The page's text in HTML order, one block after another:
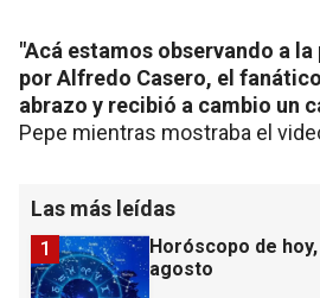
"Acá estamos observando a
por Alfredo Casero, el
abrazo y recibió a cambio un
Pepe mientras mostraba el
Las más leídas
Horóscopo de
agosto
1